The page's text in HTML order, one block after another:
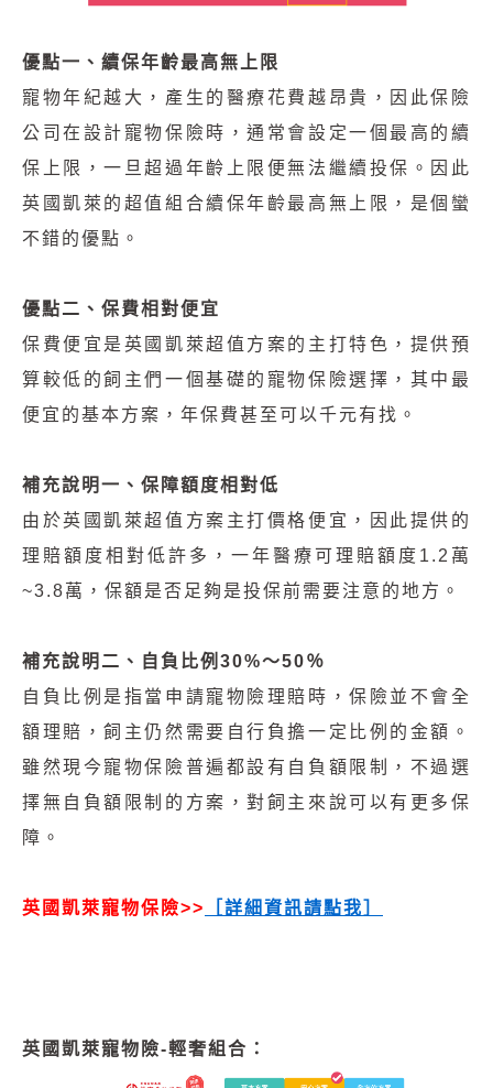
優點一、續保年齡最高無上限
寵物年紀越大，產生的醫療花費越昂貴，因此保險
公司在設計寵物保險時，通常會設定一個最高的續
保上限，一旦超過年齡上限便無法繼續投保。因此
英國凱萊的超值組合續保年齡最高無上限，是個蠻
不錯的優點。
優點二、保費相對便宜
保費便宜是英國凱萊超值方案的主打特色，提供預
算較低的飼主們一個基礎的寵物保險選擇，其中最
便宜的基本方案，年保費甚至可以千元有找。
補充說明一、保障額度相對低
由於英國凱萊超值方案主打價格便宜，因此提供的
理賠額度相對低許多，一年醫療可理賠額度1.2萬
~3.8萬，保額是否足夠是投保前需要注意的地方。
補充說明二、自負比例30%～50％
自負比例是指當申請寵物險理賠時，保險並不會全
額理賠，飼主仍然需要自行負擔一定比例的金額。
雖然現今寵物保險普遍都設有自負額限制，不過選
擇無自負額限制的方案，對飼主來說可以有更多保
障。
英國凱萊寵物保險>> 詳細資訊請點我
英國凱萊寵物險-輕奢組合：